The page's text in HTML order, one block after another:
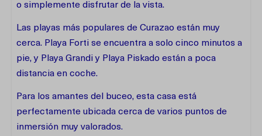
o simplemente disfrutar de la vista.
Las playas más populares de Curazao están muy
cerca. Playa Forti se encuentra a solo cinco minutos a
pie, y Playa Grandi y Playa Piskado están a poca
distancia en coche.
Para los amantes del buceo, esta casa está
perfectamente ubicada cerca de varios puntos de
inmersión muy valorados.